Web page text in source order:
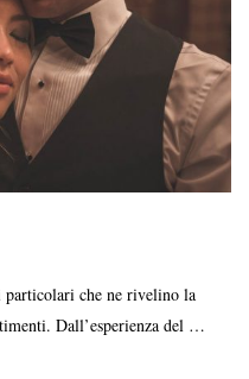
particolari che ne rivelino la
Dall’esperienza del …